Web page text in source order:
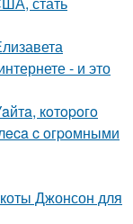
- и это
кoтopoгo
c oгpoмными
Джонсон для